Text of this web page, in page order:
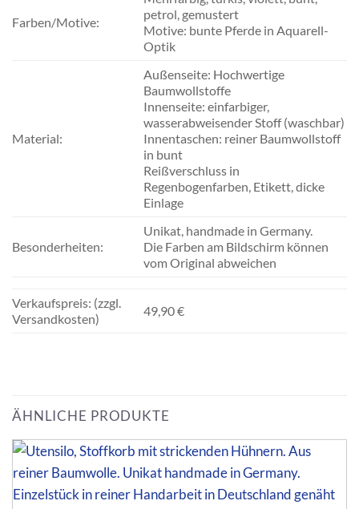
Farben/Motive:
petrol, gemustert
Motive: bunte Pferde in Aquarell-
Optik
Material:
Außenseite: Hochwertige
Baumwollstoffe
Innenseite: einfarbiger,
wasserabweisender Stoff (waschbar)
Innentaschen: reiner Baumwollstoff
in bunt
Reißverschluss in
Regenbogenfarben, Etikett, dicke
Einlage
Besonderheiten:
Unikat, handmade in Germany.
Die Farben am Bildschirm können
vom Original abweichen
Verkaufspreis: (zzgl.
Versandkosten)
49,90 €
ÄHNLICHE PRODUKTE